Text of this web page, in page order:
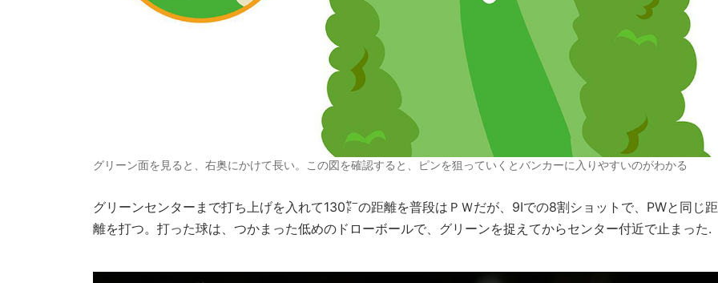
グリーン面を見ると、右奥にかけて長い。この図を確認すると、ピンを狙っていくとバンカーに入りやすいのがわかる
グリーンセンターまで打ち上げを入れて130㍎の距離を普段はＰＷだが、9Iでの8割ショットで、PWと同じ距
離を打つ。打った球は、つかまった低めのドローボールで、グリーンを捉えてからセンター付近で止まった.